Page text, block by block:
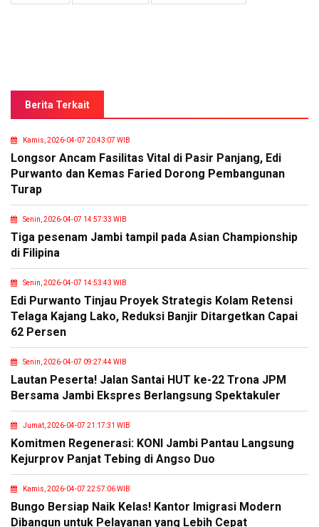
Berita Terkait
Kamis, 2026-04-07 20:43:07 WIB
Longsor Ancam Fasilitas Vital di Pasir Panjang, Edi
Purwanto dan Kemas Faried Dorong Pembangunan
Turap
Senin, 2026-04-07 14:57:33 WIB
Tiga pesenam Jambi tampil pada Asian Championship
di Filipina
Senin, 2026-04-07 14:53:43 WIB
Edi Purwanto Tinjau Proyek Strategis Kolam Retensi
Telaga Kajang Lako, Reduksi Banjir Ditargetkan Capai
62 Persen
Senin, 2026-04-07 09:27:44 WIB
Lautan Peserta! Jalan Santai HUT ke-22 Trona JPM
Bersama Jambi Ekspres Berlangsung Spektakuler
Jumat, 2026-04-07 21:17:31 WIB
Komitmen Regenerasi: KONI Jambi Pantau Langsung
Kejurprov Panjat Tebing di Angso Duo
Kamis, 2026-04-07 22:57:06 WIB
Bungo Bersiap Naik Kelas! Kantor Imigrasi Modern
Dibangun untuk Pelayanan yang Lebih Cepat